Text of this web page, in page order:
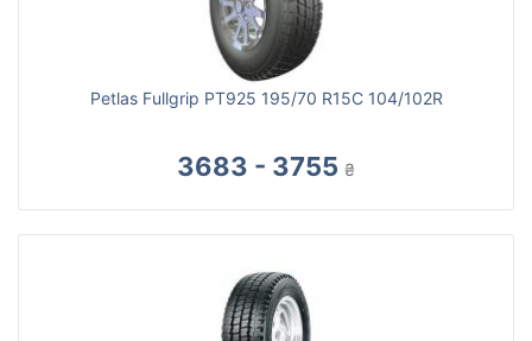
Petlas Fullgrip PT925 195/70 R15C 104/102R
3683 - 3755 ₴